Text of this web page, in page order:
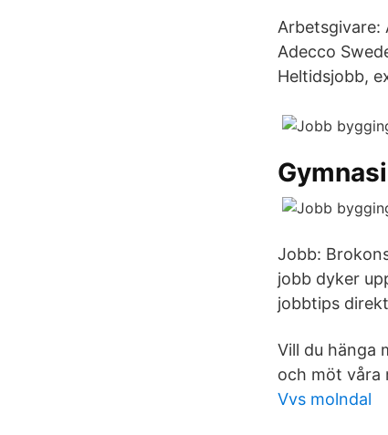
Arbetsgivare:
Adecco
Heltidsjobb,
Jobb:
jobb dyker
jobbtips
Vill du hänga
och möt våra
Vvs molndal